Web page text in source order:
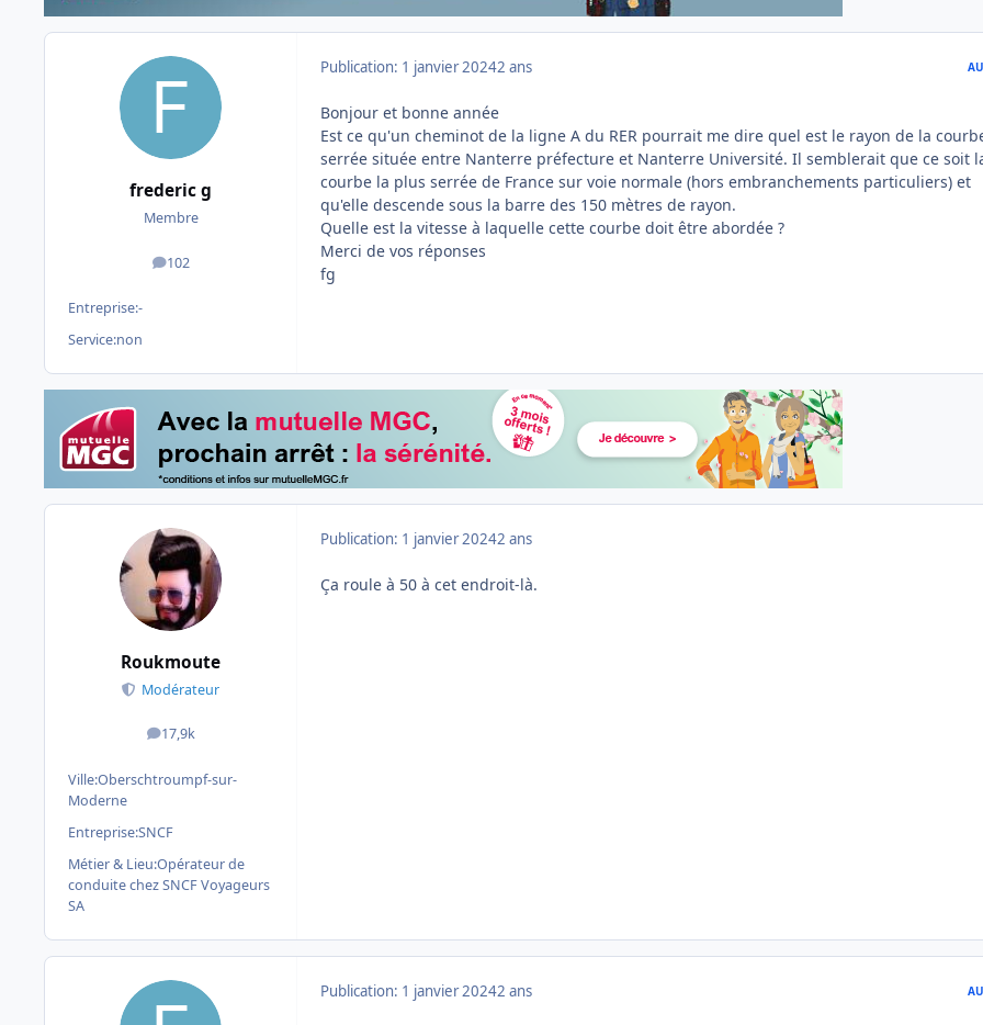
frederic g
Membre
102
messages
Entreprise:-
Service:non
Publication: 1 janvier 20242 ans
Bonjour et bonne année
Est ce qu'un cheminot de la ligne A du RER pourrait me dire quel est le rayon de la
serrée située entre Nanterre préfecture et Nanterre Université. Il semblerait que ce soit
courbe la plus serrée de France sur voie normale (hors embranchements particuliers) et
qu'elle descende sous la barre des 150 mètres de rayon.
Quelle est la vitesse à laquelle cette courbe doit être abordée ?
Merci de vos réponses
fg
Roukmoute
Modérateur
17,9k
messages
Ville:Oberschtroumpf-sur-
Moderne
Entreprise:SNCF
Métier & Lieu:Opérateur de
conduite chez SNCF Voyageurs
SA
Publication: 1 janvier 20242 ans
Ça roule à 50 à cet endroit-là.
Publication: 1 janvier 20242 ans